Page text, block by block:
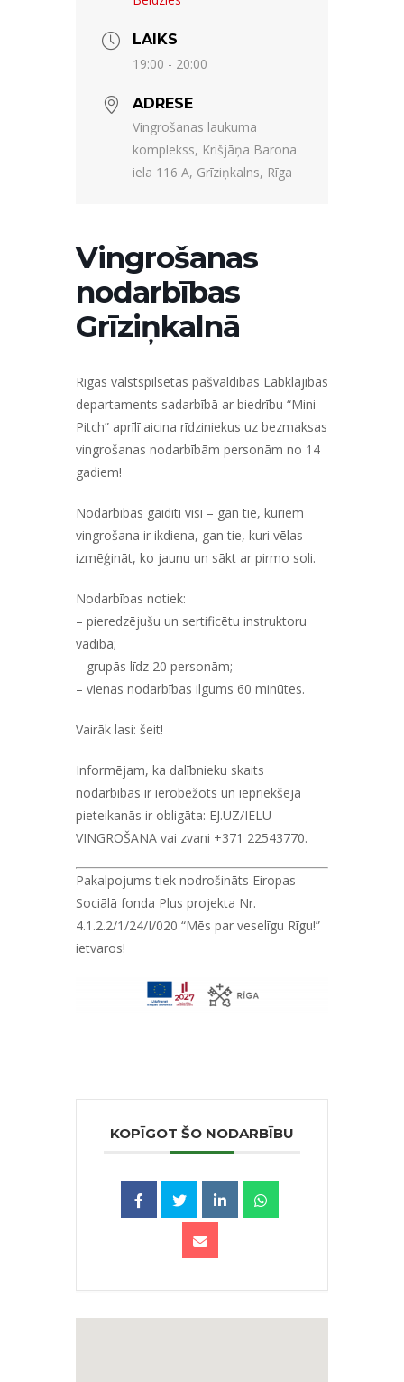
LAIKS
19:00 - 20:00
ADRESE
Vingrošanas laukuma
komplekss, Krišjāņa Barona
iela 116 A, Grīziņkalns, Rīga
Vingrošanas
nodarbības
Grīziņkalnā
Rīgas valstspilsētas pašvaldības Labklājības
departaments sadarbībā ar biedrību “Mini-
Pitch” aprīlī aicina rīdziniekus uz bezmaksas
vingrošanas nodarbībām personām no 14
gadiem!
Nodarbībās gaidīti visi – gan tie, kuriem
vingrošana ir ikdiena, gan tie, kuri vēlas
izmēģināt, ko jaunu un sākt ar pirmo soli.
Nodarbības notiek:
– pieredzējušu un sertificētu instruktoru
vadībā;
– grupās līdz 20 personām;
– vienas nodarbības ilgums 60 minūtes.
Vairāk lasi: šeit!
Informējam, ka dalībnieku skaits
nodarbībās ir ierobežots un iepriekšēja
pieteikanās ir obligāta: EJ.UZ/IELU
VINGROŠANA vai zvani +371 22543770.
Pakalpojums tiek nodrošināts Eiropas
Sociālā fonda Plus projekta Nr.
4.1.2.2/1/24/I/020 “Mēs par veselīgu Rīgu!”
ietvaros!
KOPĪGOT ŠO NODARBĪBU